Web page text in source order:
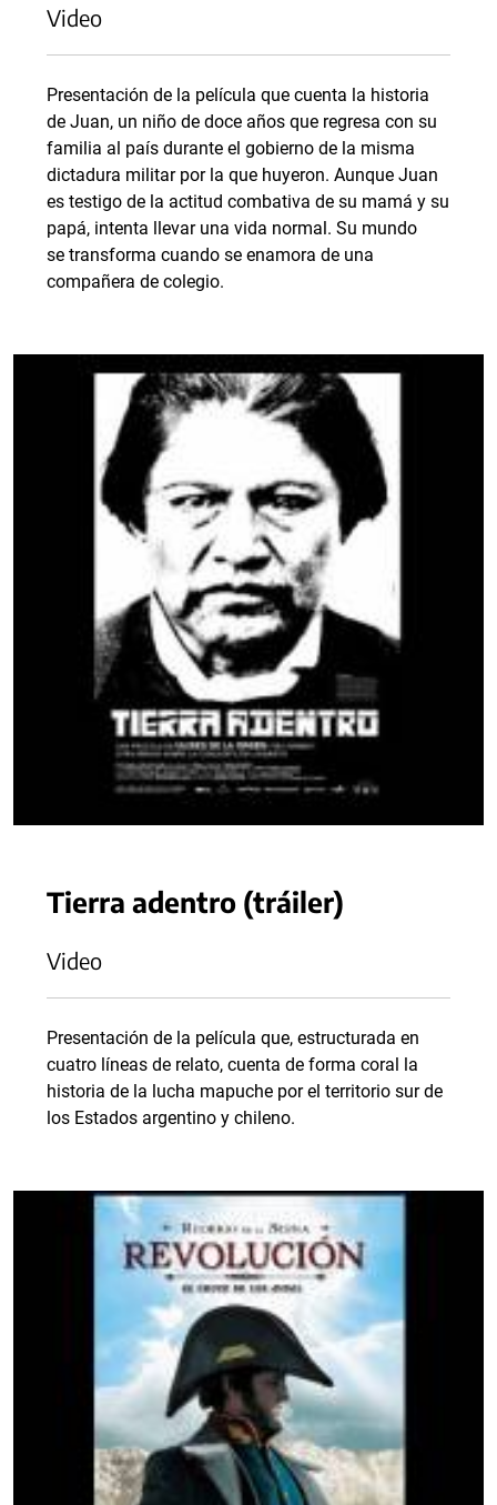
Video
Presentación de la película que cuenta la historia
de Juan, un niño de doce años que regresa con su
familia al país durante el gobierno de la misma
dictadura militar por la que huyeron. Aunque Juan
es testigo de la actitud combativa de su mamá y su
papá, intenta llevar una vida normal. Su mundo
se transforma cuando se enamora de una
compañera de colegio.
Tierra adentro (tráiler)
Video
Presentación de la película que, estructurada en
cuatro líneas de relato, cuenta de forma coral la
historia de la lucha mapuche por el territorio sur de
los Estados argentino y chileno.